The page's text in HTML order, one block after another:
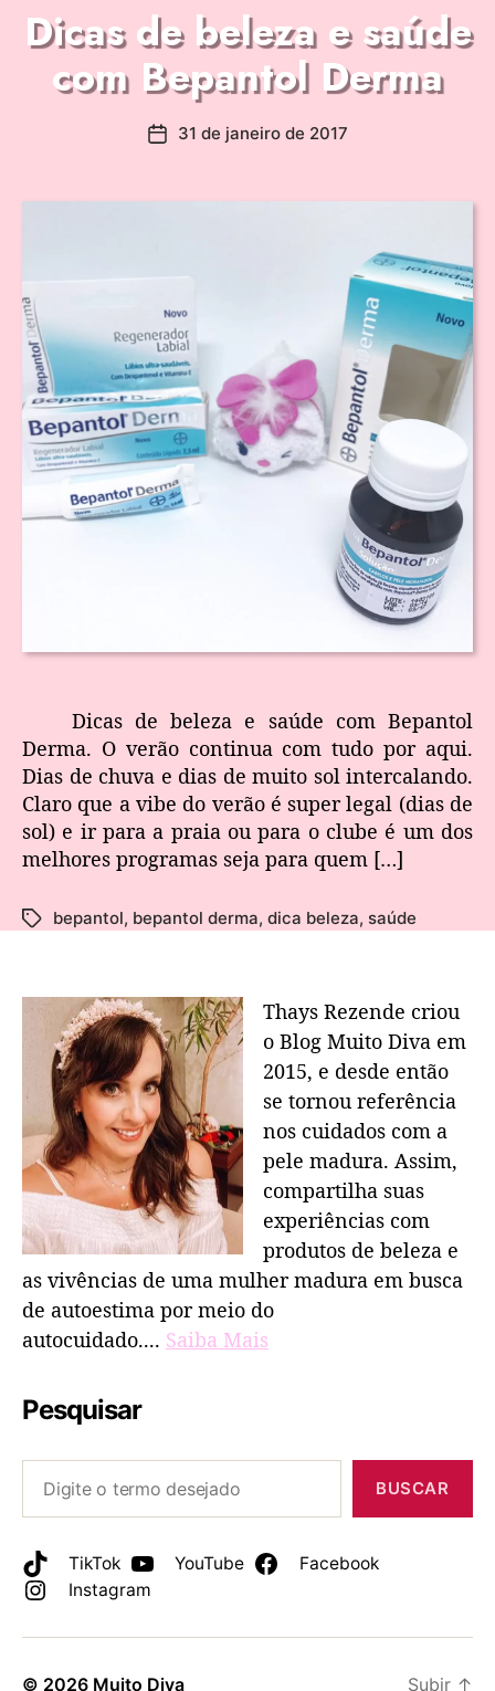
Dicas de beleza e saúde
com Bepantol Derma
31 de janeiro de 2017
Dicas de beleza e saúde com Bepantol
Derma. O verão continua com tudo por aqui.
Dias de chuva e dias de muito sol intercalando.
Claro que a vibe do verão é super legal (dias de
sol) e ir para a praia ou para o clube é um dos
melhores programas seja para quem […]
bepantol, bepantol derma, dica beleza, saúde
Thays Rezende criou
o Blog Muito Diva em
2015, e desde então
se tornou referência
nos cuidados com a
pele madura. Assim,
compartilha suas
experiências com
produtos de beleza e
as vivências de uma mulher madura em busca
de autoestima por meio do
autocuidado.... Saiba Mais
Pesquisar
BUSCAR
TikTok YouTube
Facebook
Instagram
© 2026 Muito Diva Subir ↑